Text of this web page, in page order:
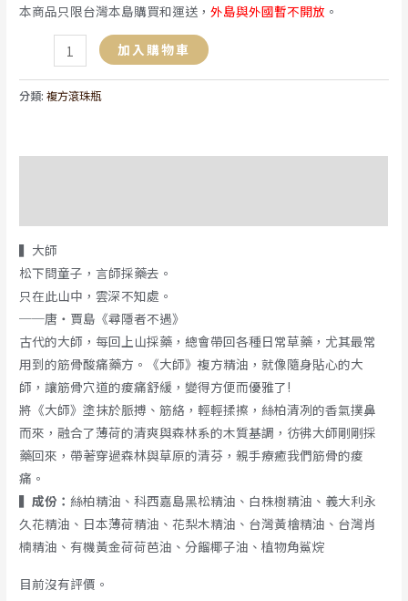
本商品只限台灣本島購買和運送，外島與外國暫不開放 。
加入購物車
分類:複方滾珠瓶
▍大師
松下問童子，言師採藥去。
只在此山中，雲深不知處。
──唐‧賈島《尋隱者不遇》
古代的大師，每回上山採藥，總會帶回各種日常草藥，尤其最常
用到的筋骨酸痛藥方。《大師》複方精油，就像隨身貼心的大
師，讓筋骨穴道的痠痛舒緩，變得方便而優雅了!
將《大師》塗抹於脈搏、筋絡，輕輕揉擦，絲柏清冽的香氣撲鼻
而來，融合了薄荷的清爽與森林系的木質基調，彷彿大師剛剛採
藥回來，帶著穿過森林與草原的清芬，親手療癒我們筋骨的痠
痛。
▍成份： 絲柏精油、科西嘉島黑松精油、白株樹精油、義大利永
久花精油、日本薄荷精油、花梨木精油、台灣黃檜精油、台灣肖
楠精油、有機黃金荷荷芭油、分餾椰子油、植物角鯊烷
目前沒有評價。